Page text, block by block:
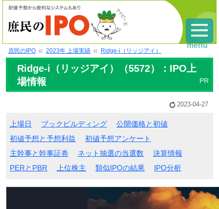
庶民のIPO 2023年 上場実績 Ridge-i（リッジアイ）
Ridge-i（リッジアイ）（5572）：IPO上
場情報
2023-04-27
上場日 ブックビルディング
公開価格と初値
初値予想と予想利益
初値予想アンケート
主幹事と幹事証券
ネット抽選の当選数
決算情報
PERとPBR
上位株主 類似IPOの結果 IPO分析
menu